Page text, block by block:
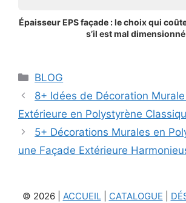
Épaisseur EPS façade : le choix qui
s’il est mal dimensionné
Catégories
BLOG
8+ Idées de Décoration
Extérieure en Polystyrène
5+ Décorations Murales en
une Façade Extérieure
© 2026 | ACCUEIL| CATALOGUE